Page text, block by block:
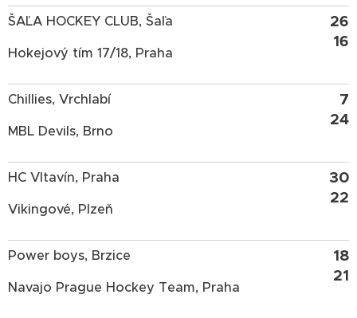
ŠAĽA HOCKEY CLUB, Šaľa
Hokejový tím 17/18, Praha
26
16
Chillies, Vrchlabí
MBL Devils, Brno
7
24
HC Vltavín, Praha
Vikingové, Plzeň
30
22
Power boys, Brzice
Navajo Prague Hockey Team, Praha
18
21